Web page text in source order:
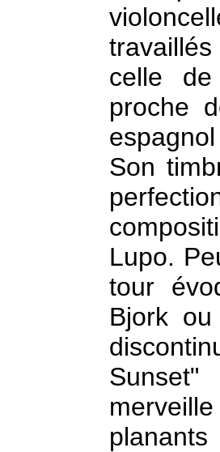
celle
proche
Son
Lupo.
tour
Bjork